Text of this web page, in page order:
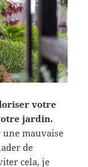
votre
jardin.
mauvaise
de
cela, je